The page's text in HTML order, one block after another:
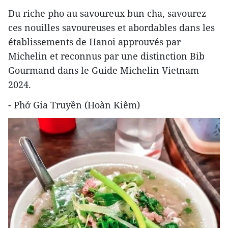
Du riche pho au savoureux bun cha, savourez
ces nouilles savoureuses et abordables dans les
établissements de Hanoi approuvés par
Michelin et reconnus par une distinction Bib
Gourmand dans le Guide Michelin Vietnam
2024.
- Phở Gia Truyền (Hoàn Kiêm)